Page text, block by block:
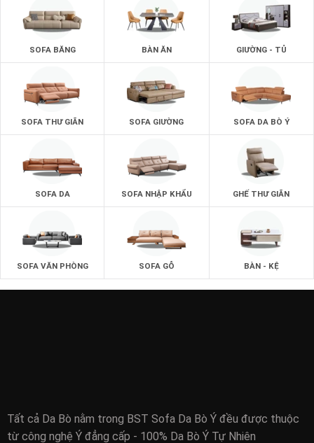
SOFA BĂNG BÀN ĂN GIƯỜNG - TỦ
SOFA THƯ GIÃN SOFA GIƯỜNG SOFA DA BÒ Ý
SOFA DA SOFA NHẬP KHẨU GHẾ THƯ GIÃN
SOFA VĂN PHÒNG SOFA GỖ BÀN - KỆ